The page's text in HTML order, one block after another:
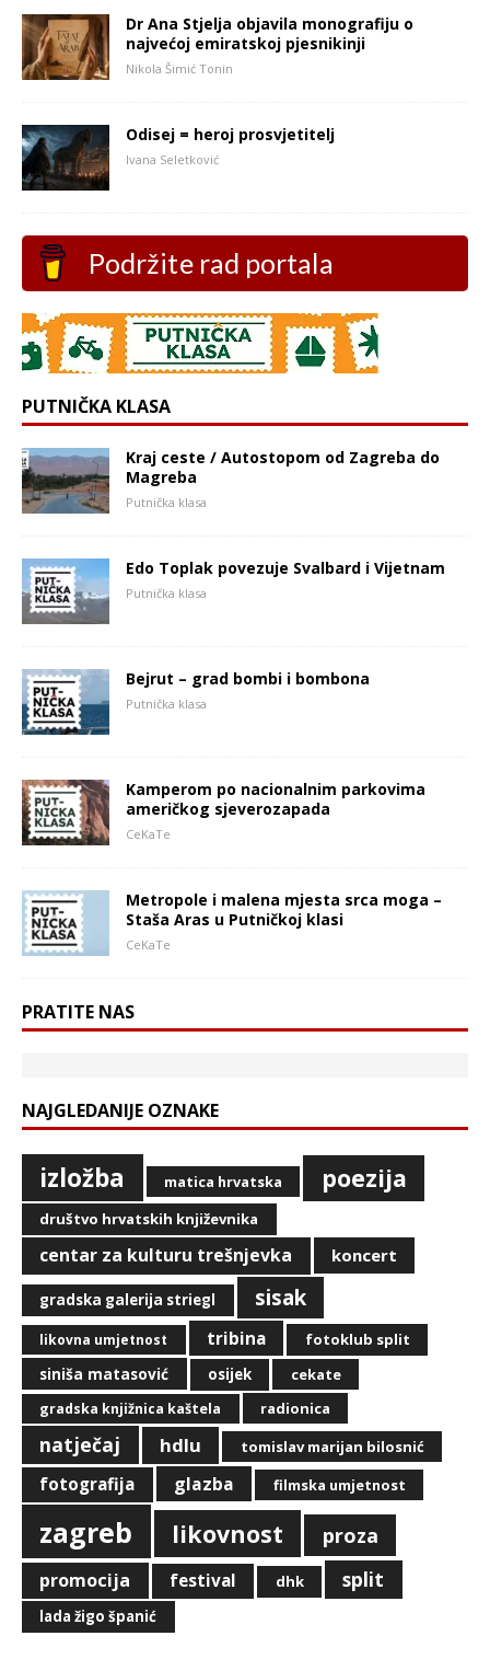
Dr Ana Stjelja objavila monografiju o
najvećoj emiratskoj pjesnikinji
Nikola Šimić Tonin
Odisej = heroj prosvjetitelj
Ivana Seletković
Podržite rad portala
PUTNIČKA KLASA
Kraj ceste / Autostopom od Zagreba do
Magreba
Putnička klasa
Edo Toplak povezuje Svalbard i Vijetnam
Putnička klasa
Bejrut – grad bombi i bombona
Putnička klasa
Kamperom po nacionalnim parkovima
američkog sjeverozapada
CeKaTe
Metropole i malena mjesta srca moga –
Staša Aras u Putničkoj klasi
CeKaTe
PRATITE NAS
NAJGLEDANIJE OZNAKE
izložba matica hrvatska poezija
društvo hrvatskih književnika
centar za kulturu trešnjevka koncert
gradska galerija striegl sisak
likovna umjetnost tribina fotoklub split
siniša matasović osijek cekate
gradska knjižnica kaštela radionica
natječaj hdlu tomislav marijan bilosnić
fotografija glazba filmska umjetnost
zagreb likovnost proza
promocija festival dhk split
lada žigo španić